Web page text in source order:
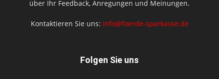
über Ihr Feedback, Anregungen und Meinungen.
Kontaktieren Sie uns: info@foerde-sparkasse.de
Folgen Sie uns